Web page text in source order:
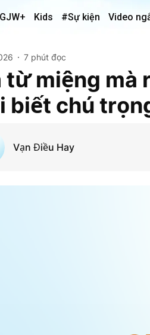
GJW+ Kids #Sự kiện Video
7 phút đọc
từ miệng mà
biết chú
Vạn Điều Hay